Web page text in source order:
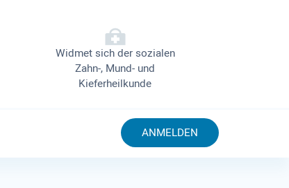
Widmet sich der sozialen
Zahn-, Mund- und
Kieferheilkunde
ANMELDEN